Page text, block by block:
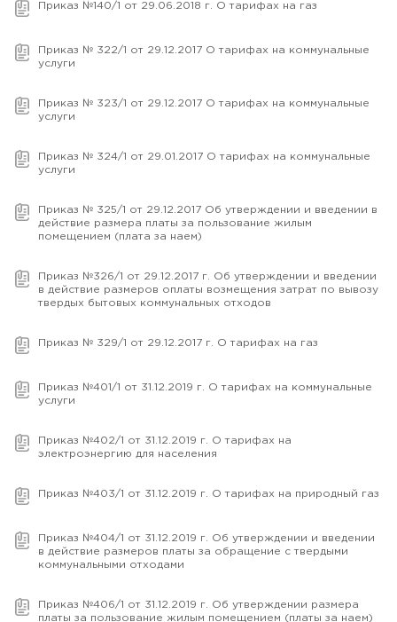
Приказ №140/1 от 29.06.2018 г. О тарифах на газ
Приказ № 322/1 от 29.12.2017 О тарифах на коммунальные
услуги
Приказ № 323/1 от 29.12.2017 О тарифах на коммунальные
услуги
Приказ № 324/1 от 29.01.2017 О тарифах на коммунальные
услуги
Приказ № 325/1 от 29.12.2017 Об утверждении и введении в
действие размера платы за пользование жилым
помещением (плата за наем)
Приказ №326/1 от 29.12.2017 г. Об утверждении и введении
в действие размеров оплаты возмещения затрат по вывозу
твердых бытовых коммунальных отходов
Приказ № 329/1 от 29.12.2017 г. О тарифах на газ
Приказ №401/1 от 31.12.2019 г. О тарифах на коммунальные
услуги
Приказ №402/1 от 31.12.2019 г. О тарифах на
электроэнергию для населения
Приказ №403/1 от 31.12.2019 г. О тарифах на природный газ
Приказ №404/1 от 31.12.2019 г. Об утверждении и введении
в действие размеров платы за обращение с твердыми
коммунальными отходами
Приказ №406/1 от 31.12.2019 г. Об утверждении размера
платы за пользование жилым помещением (платы за наем)